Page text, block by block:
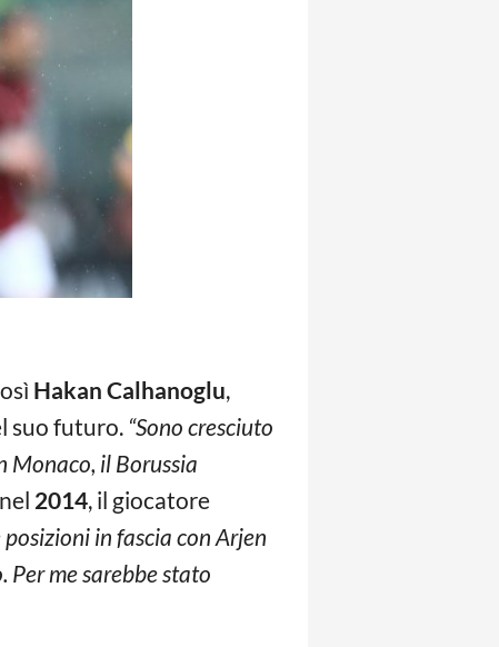
Hakan Calhanoglu,
suo futuro. “Sono cresciuto
Monaco, il Borussia
2014, il giocatore
in fascia con Arjen
Per me sarebbe stato